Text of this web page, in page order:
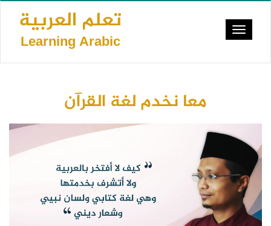
Skip
content
تعلم العربية
Learning Arabic
Toggle
معا نخدم لغة القرآن